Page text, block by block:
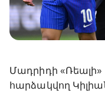
Մադրիդի
հարձակվող